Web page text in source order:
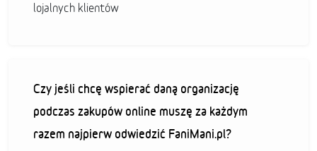
lojalnych klientów
Czy jeśli chcę wspierać daną organizację
podczas zakupów online muszę za każdym
razem najpierw odwiedzić FaniMani.pl?